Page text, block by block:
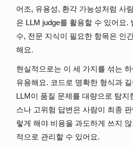
어조, 유용성, 환각 가능성처럼 사
은 LLM judge를 활용할 수 있어요.
수, 전문 지식이 필요한 항목은 인
해요.
현실적으로는 이 세 가지를 섞는
유용해요. 코드로 명확한 형식과
LLM이 품질 문제를 대량으로 탐지
스나 고위험 답변은 사람이 최종
렇게 해야 비용을 과도하게 쓰지
적으로 관리할 수 있어요.